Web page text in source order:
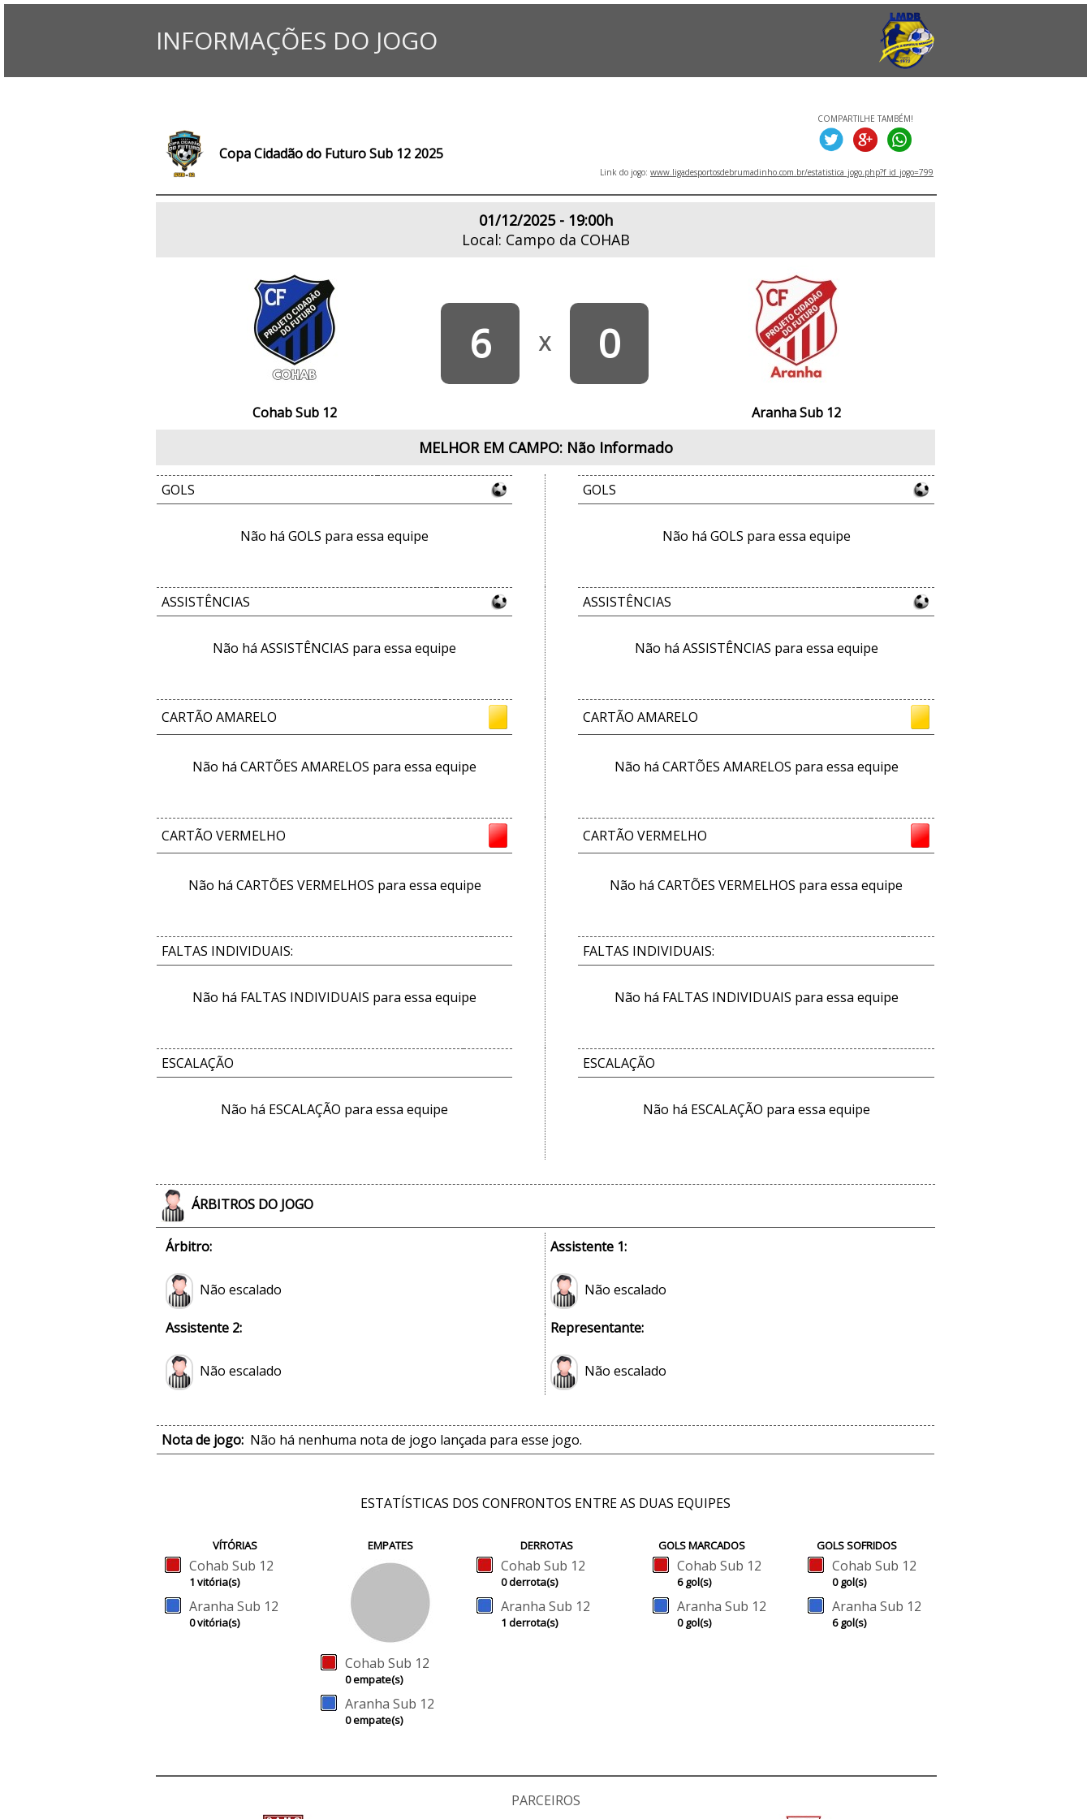
INFORMAÇÕES DO JOGO
Copa Cidadão do Futuro Sub 12 2025
COMPARTILHE TAMBÉM!
Link do jogo: www.ligadesportosdebrumadinho.com.br/estatistica_jogo.php?f_id_jogo=799
01/12/2025 - 19:00h
Local: Campo da COHAB
Cohab Sub 12
6 X 0
Aranha Sub 12
MELHOR EM CAMPO: Não Informado
GOLS
Não há GOLS para essa equipe
GOLS
Não há GOLS para essa equipe
ASSISTÊNCIAS
Não há ASSISTÊNCIAS para essa equipe
ASSISTÊNCIAS
Não há ASSISTÊNCIAS para essa equipe
CARTÃO AMARELO
Não há CARTÕES AMARELOS para essa equipe
CARTÃO AMARELO
Não há CARTÕES AMARELOS para essa equipe
CARTÃO VERMELHO
Não há CARTÕES VERMELHOS para essa equipe
CARTÃO VERMELHO
Não há CARTÕES VERMELHOS para essa equipe
FALTAS INDIVIDUAIS:
Não há FALTAS INDIVIDUAIS para essa equipe
FALTAS INDIVIDUAIS:
Não há FALTAS INDIVIDUAIS para essa equipe
ESCALAÇÃO
Não há ESCALAÇÃO para essa equipe
ESCALAÇÃO
Não há ESCALAÇÃO para essa equipe
ÁRBITROS DO JOGO
Árbitro:
Não escalado
Assistente 1:
Não escalado
Assistente 2:
Não escalado
Representante:
Não escalado
Nota de jogo: Não há nenhuma nota de jogo lançada para esse jogo.
ESTATÍSTICAS DOS CONFRONTOS ENTRE AS DUAS EQUIPES
VÍTÓRIAS
Cohab Sub 12
1 vitória(s)
Aranha Sub 12
0 vitória(s)
EMPATES
Cohab Sub 12
0 empate(s)
Aranha Sub 12
0 empate(s)
DERROTAS
Cohab Sub 12
0 derrota(s)
Aranha Sub 12
1 derrota(s)
GOLS MARCADOS
Cohab Sub 12
6 gol(s)
Aranha Sub 12
0 gol(s)
GOLS SOFRIDOS
Cohab Sub 12
0 gol(s)
Aranha Sub 12
6 gol(s)
PARCEIROS